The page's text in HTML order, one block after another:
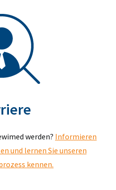
werden? Informieren
und lernen Sie unseren
kennen.